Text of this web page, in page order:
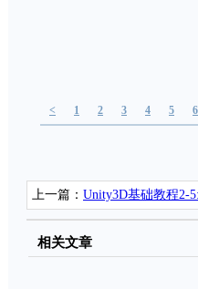
< 1 2 3 4 5 6
上一篇： Unity3D基础教程2-
相关文章